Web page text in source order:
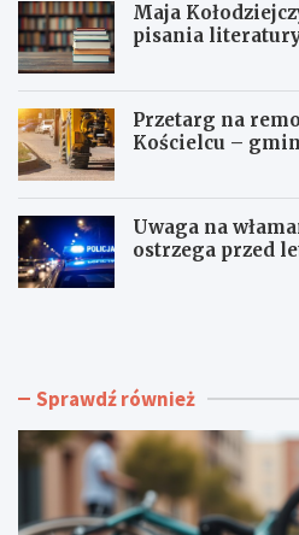
Maja
pisania
Przetarg na
Kościelcu –
Uwaga na
ostrzega przed
C
o
h
o
M
o
o
d
Sprawdź również